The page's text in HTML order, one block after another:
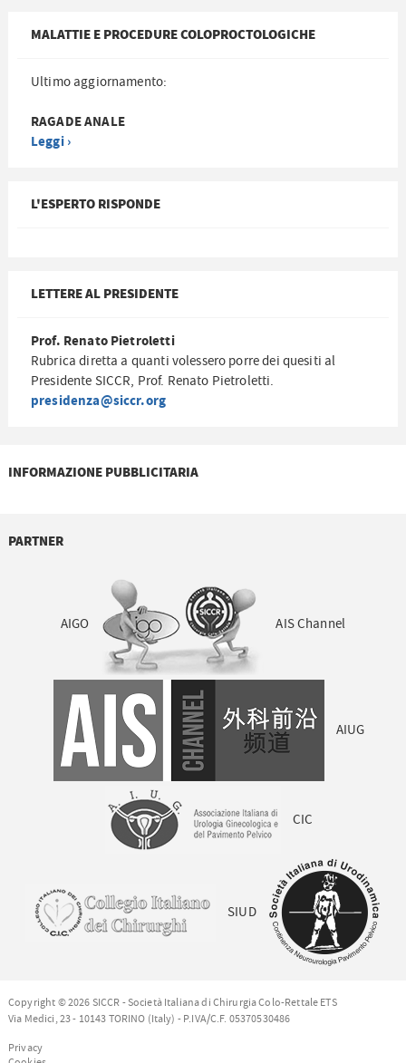
MALATTIE E PROCEDURE COLOPROCTOLOGICHE
Ultimo aggiornamento:
RAGADE ANALE
Leggi ›
L'ESPERTO RISPONDE
LETTERE AL PRESIDENTE
Prof. Renato Pietroletti
Rubrica diretta a quanti volessero porre dei quesiti al
Presidente SICCR, Prof. Renato Pietroletti.
presidenza@siccr.org
INFORMAZIONE PUBBLICITARIA
PARTNER
AIGO AIS Channel
AIUG
CIC
SIUD
Copyright © 2026 SICCR - Società Italiana di Chirurgia Colo-Rettale ETS
Via Medici, 23 - 10143 TORINO (Italy) - P.IVA/C.F. 05370530486
Privacy